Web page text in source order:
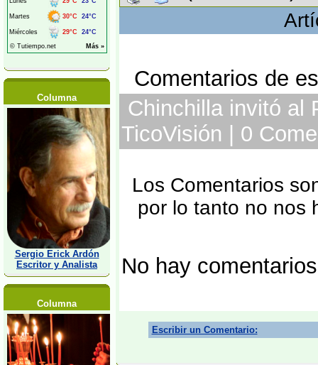
Columna
Sergio Erick Ardón
Escritor y Analista
Columna
Comentarios de
Chinchilla invitó al
TicoVisión | 0
Los Comentarios
por lo tanto no nos
No hay
Escribir un Comentario: